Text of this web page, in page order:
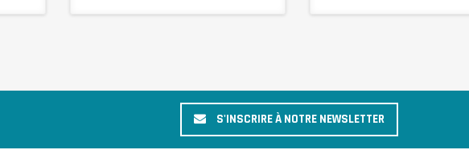
S'INSCRIRE À NOTRE NEWSLETTER